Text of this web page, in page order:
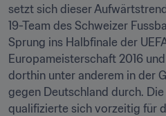
setzt sich dieser
19-Team des Schweizer
Sprung ins Halbfinale der
Europameisterschaft 2016
dorthin unter anderem in der
gegen Deutschland durch. Die
qualifizierte sich vorzeitig für